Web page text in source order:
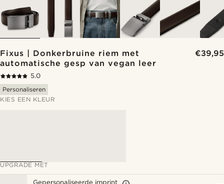
Fixus | Donkerbruine riem met
automatische gesp van vegan leer
€39,95
5.0
Personaliseren
KIES EEN KLEUR
UPGRADE MET
Gepersonaliseerde imprint